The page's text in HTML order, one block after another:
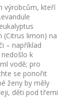
výrobcům, kteří
(Citrus limon) na
– například
k
vodě; pro
se ponořit
ženy by měly
děti pod třemi